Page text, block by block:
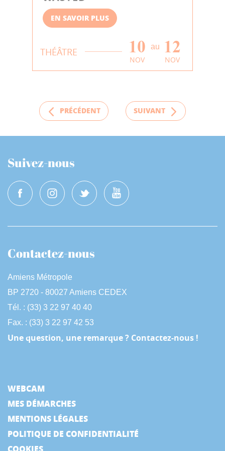
EN SAVOIR PLUS
THÉÂTRE 10
NOV
au 12
NOV
PRÉCÉDENT SUIVANT
Suivez-nous
Contactez-nous
Amiens Métropole
BP 2720 - 80027 Amiens CEDEX
Tél. : (33) 3 22 97 40 40
Fax. : (33) 3 22 97 42 53
Une question, une remarque ? Contactez-nous !
WEBCAM
MES DÉMARCHES
MENTIONS LÉGALES
POLITIQUE DE CONFIDENTIALITÉ
COOKIES